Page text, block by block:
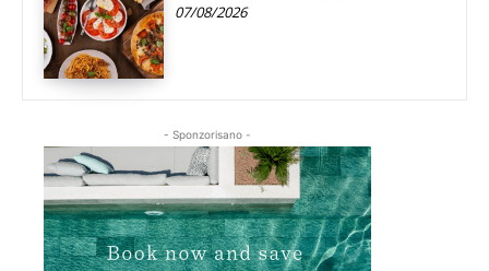
07/08/2026
- Sponzorisano -